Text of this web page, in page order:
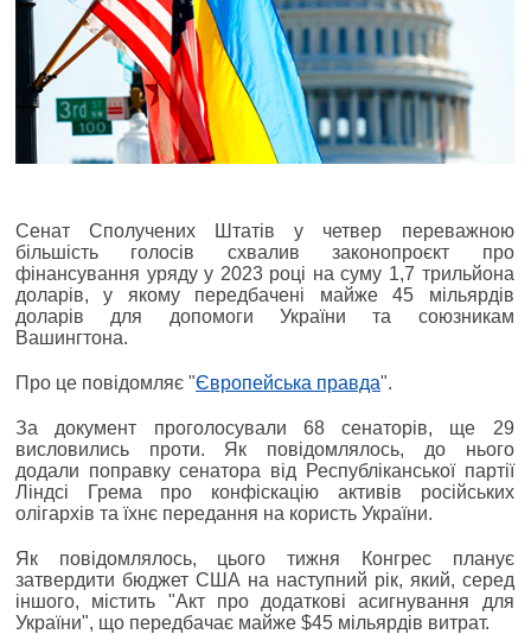
Сенат Сполучених Штатів у четвер переважною
більшість голосів схвалив законопроєкт про
фінансування уряду у 2023 році на суму 1,7 трильйона
доларів, у якому передбачені майже 45 мільярдів
доларів для допомоги України та союзникам
Вашингтона.
Про це повідомляє "Європейська правда".
За документ проголосували 68 сенаторів, ще 29
висловились проти. Як повідомлялось, до нього
додали поправку сенатора від Республіканської партії
Ліндсі Грема про конфіскацію активів російських
олігархів та їхнє передання на користь України.
Як повідомлялось, цього тижня Конгрес планує
затвердити бюджет США на наступний рік, який, серед
іншого, містить "Акт про додаткові асигнування для
України", що передбачає майже $45 мільярдів витрат.